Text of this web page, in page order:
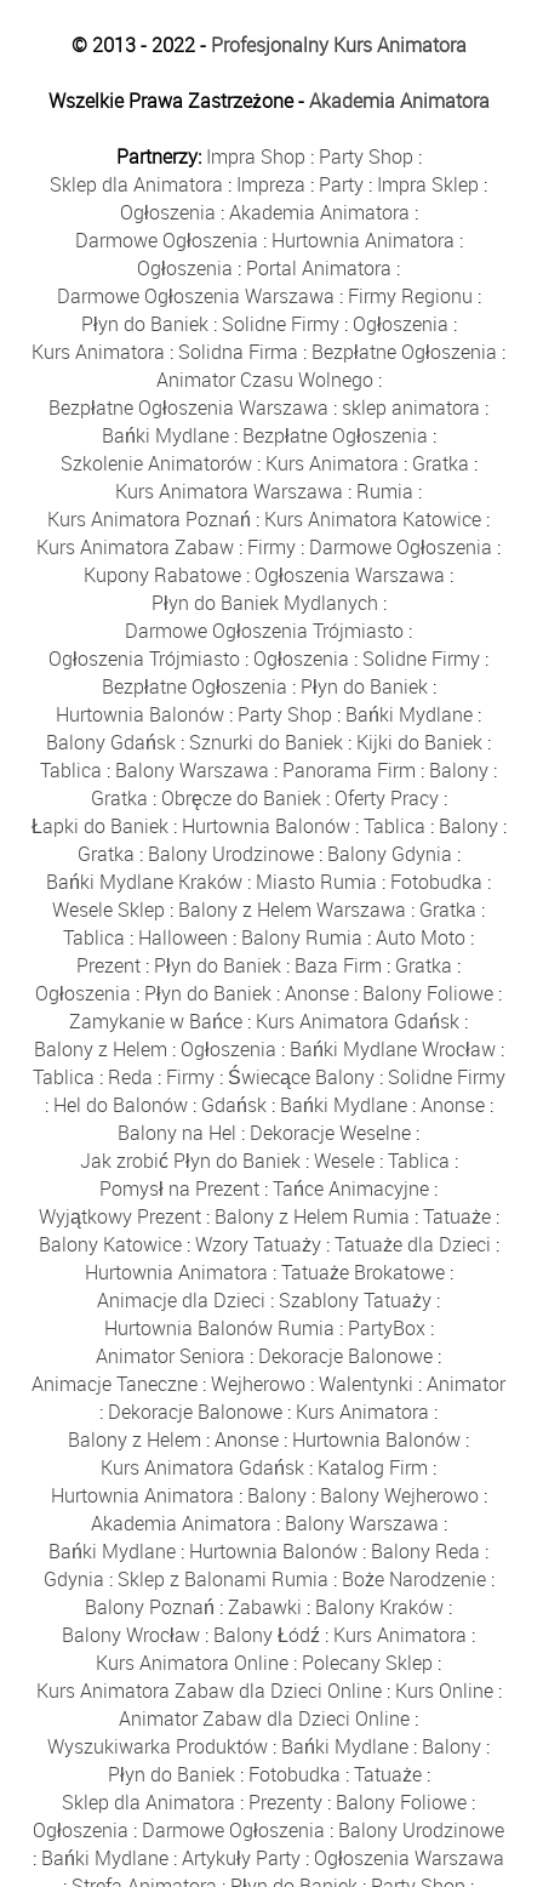
© 2013 - 2022 - Profesjonalny Kurs Animatora
Wszelkie Prawa Zastrzeżone -Akademia Animatora
Partnerzy: Impra Shop : Party Shop :
Sklep dla Animatora : Impreza : Party : Impra Sklep :
Ogłoszenia :Akademia Animatora :
Darmowe Ogłoszenia : Hurtownia Animatora :
Ogłoszenia : Portal Animatora :
Darmowe Ogłoszenia Warszawa : Firmy Regionu :
Płyn do Baniek: Solidne Firmy: Ogłoszenia :
Kurs Animatora : Solidna Firma : Bezpłatne Ogłoszenia :
Animator Czasu Wolnego:
Bezpłatne Ogłoszenia Warszawa : sklep animatora :
Bańki Mydlane: Bezpłatne Ogłoszenia :
Szkolenie Animatorów: Kurs Animatora : Gratka :
Kurs Animatora Warszawa : Rumia :
Kurs Animatora Poznań : Kurs Animatora Katowice :
Kurs Animatora Zabaw : Firmy : Darmowe Ogłoszenia :
Kupony Rabatowe : Ogłoszenia Warszawa :
Płyn do Baniek Mydlanych :
Darmowe Ogłoszenia Trójmiasto :
Ogłoszenia Trójmiasto : Ogłoszenia : Solidne Firmy :
Bezpłatne Ogłoszenia : Płyn do Baniek:
Hurtownia Balonów : Party Shop : Bańki Mydlane :
Balony Gdańsk : Sznurki do Baniek : Kijki do Baniek :
Tablica : Balony Warszawa : Panorama Firm : Balony :
Gratka : Obręcze do Baniek: Oferty Pracy:
Łapki do Baniek: Hurtownia Balonów:Tablica : Balony:
Gratka : Balony Urodzinowe: Balony Gdynia :
Bańki Mydlane Kraków : Miasto Rumia : Fotobudka :
Wesele Sklep : Balony z Helem Warszawa : Gratka :
Tablica : Halloween : Balony Rumia :Auto Moto :
Prezent : Płyn do Baniek : Baza Firm : Gratka :
Ogłoszenia : Płyn do Baniek :Anonse : Balony Foliowe :
Zamykanie w Bańce : Kurs Animatora Gdańsk :
Balony z Helem : Ogłoszenia : Bańki Mydlane Wrocław:
Tablica : Reda : Firmy: Świecące Balony: Solidne Firmy
: Hel do Balonów: Gdańsk: Bańki Mydlane:Anonse:
Balony na Hel : Dekoracje Weselne :
Jak zrobić Płyn do Baniek:Wesele:Tablica :
Pomysł na Prezent :Tańce Animacyjne :
Wyjątkowy Prezent: Balony z Helem Rumia :Tatuaże:
Balony Katowice:Wzory Tatuaży:Tatuaże dla Dzieci :
Hurtownia Animatora :Tatuaże Brokatowe:
Animacje dla Dzieci : Szablony Tatuaży :
Hurtownia Balonów Rumia : PartyBox:
Animator Seniora : Dekoracje Balonowe :
Animacje Taneczne :Wejherowo :Walentynki :Animator
: Dekoracje Balonowe : Kurs Animatora :
Balony z Helem :Anonse : Hurtownia Balonów :
Kurs Animatora Gdańsk : Katalog Firm :
Hurtownia Animatora : Balony: Balony Wejherowo:
Akademia Animatora : Balony Warszawa :
Bańki Mydlane : Hurtownia Balonów : Balony Reda :
Gdynia : Sklep z Balonami Rumia : Boże Narodzenie:
Balony Poznań :Zabawki : Balony Kraków :
Balony Wrocław : Balony Łódź : Kurs Animatora :
Kurs Animatora Online : Polecany Sklep :
Kurs Animatora Zabaw dla Dzieci Online: Kurs Online:
Animator Zabaw dla Dzieci Online :
Wyszukiwarka Produktów : Bańki Mydlane : Balony :
Płyn do Baniek: Fotobudka :Tatuaże:
Sklep dla Animatora : Prezenty : Balony Foliowe :
Ogłoszenia : Darmowe Ogłoszenia : Balony Urodzinowe
: Bańki Mydlane :Artykuły Party : Ogłoszenia Warszawa